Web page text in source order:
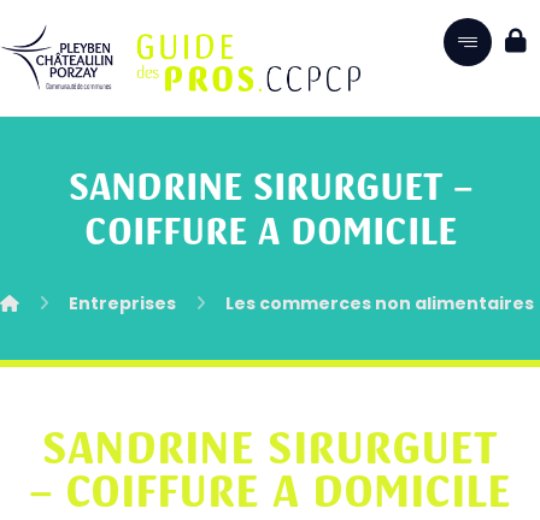
SANDRINE SIRURGUET –
COIFFURE A DOMICILE
Entreprises Les commerces non alimentaires
SANDRINE SIRURGUET
– COIFFURE A DOMICILE